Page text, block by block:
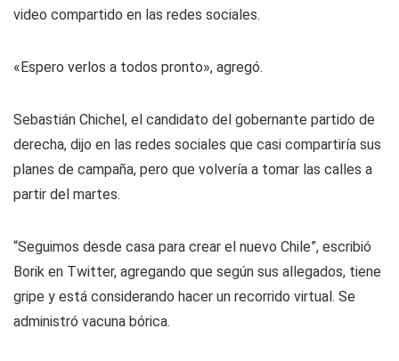
video compartido en las redes sociales.
«Espero verlos a todos pronto», agregó.
Sebastián Chichel, el candidato del gobernante partido de
derecha, dijo en las redes sociales que casi compartiría sus
planes de campaña, pero que volvería a tomar las calles a
partir del martes.
“Seguimos desde casa para crear el nuevo Chile”, escribió
Borik en Twitter, agregando que según sus allegados, tiene
gripe y está considerando hacer un recorrido virtual. Se
administró vacuna bórica.